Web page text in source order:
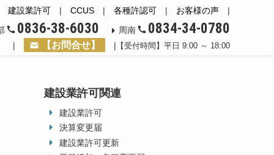
建設業許可 | CCUS | 各種許認可 | お客様の声 |
0836-38-6030 周南 0834-34-0780
| 【お問合せ】 | 【受付時間】平日 9:00 ～ 18:00
建設業許可関連
建設業許可
決算変更届
建設業許可更新